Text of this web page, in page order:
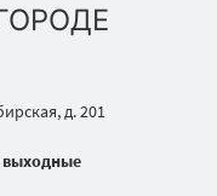
д. 201
выходные